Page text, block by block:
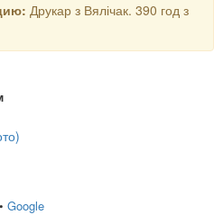
Друкар з Вялічак. 390 год з
• Google